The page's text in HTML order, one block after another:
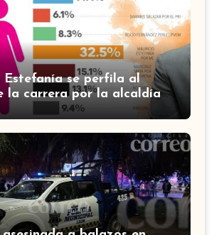
Estefanía se perfila al
la carrera por la alcaldía